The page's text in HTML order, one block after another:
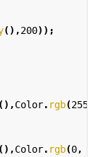
(),200));
(),Color. rgb(255
(),Color. rgb(0,